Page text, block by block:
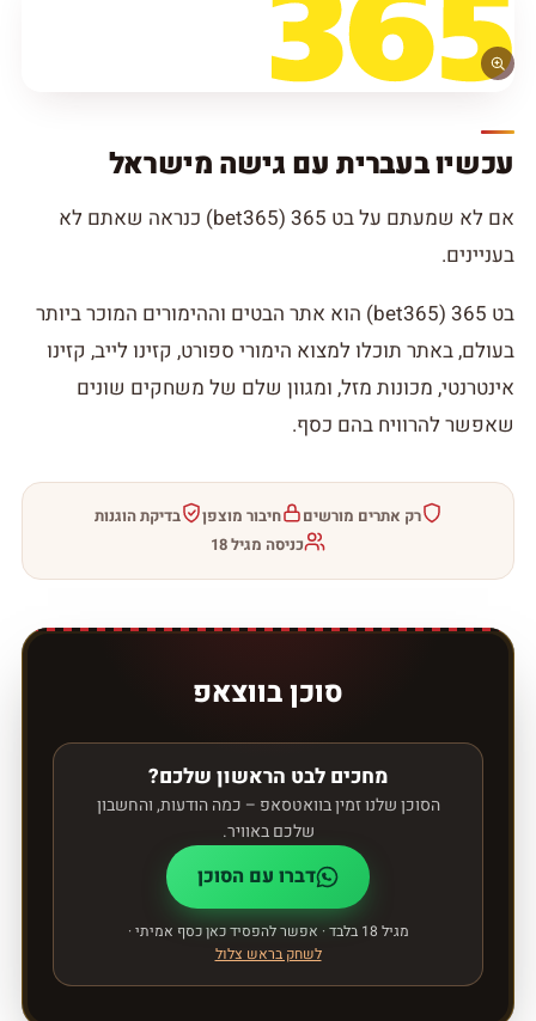
עכשיו בעברית עם גישה מישראל
אם לא שמעתם על בט 365 (bet365) כנראה שאתם לא
בעניינים.
בט 365 (bet365) הוא אתר הבטים וההימורים המוכר ביותר
בעולם, באתר תוכלו למצוא הימורי ספורט, קזינו לייב, קזינו
אינטרנטי, מכונות מזל, ומגוון שלם של משחקים שונים
שאפשר להרוויח בהם כסף.
רק אתרים מורשים חיבור מוצפן
בדיקת הוגנות
כניסה מגיל 18
סוכן בווצאפ
מחכים לבט הראשון שלכם?
הסוכן שלנו זמין בוואטסאפ – כמה הודעות, והחשבון
שלכם באוויר.
דברו עם הסוכן
מגיל 18 בלבד · אפשר להפסיד כאן כסף אמיתי ·
לשחק בראש צלול